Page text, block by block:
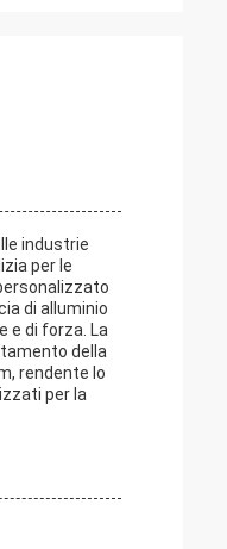
industrie
per le
di alluminio
e di forza. La
della
rendente lo
per la